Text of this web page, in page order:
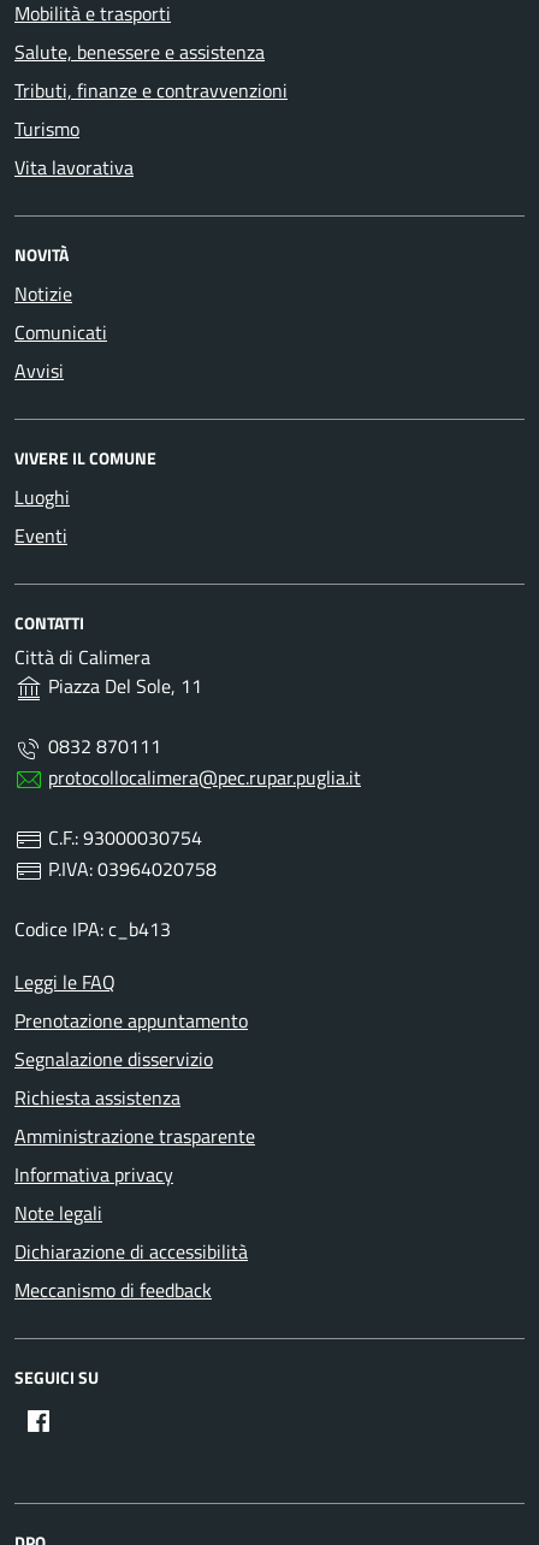
Mobilità e trasporti
Salute, benessere e assistenza
Tributi, finanze e contravvenzioni
Turismo
Vita lavorativa
NOVITÀ
Notizie
Comunicati
Avvisi
VIVERE IL COMUNE
Luoghi
Eventi
CONTATTI
Città di Calimera
Piazza Del Sole, 11
0832 870111
protocollocalimera@pec.rupar.puglia.it
C.F.: 93000030754
P.IVA: 03964020758
Codice IPA: c_b413
Leggi le FAQ
Prenotazione appuntamento
Segnalazione disservizio
Richiesta assistenza
Amministrazione trasparente
Informativa privacy
Note legali
Dichiarazione di accessibilità
Meccanismo di feedback
SEGUICI SU